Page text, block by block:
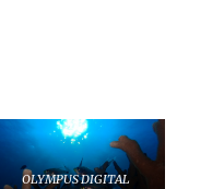
OLYMPUS DIGITAL